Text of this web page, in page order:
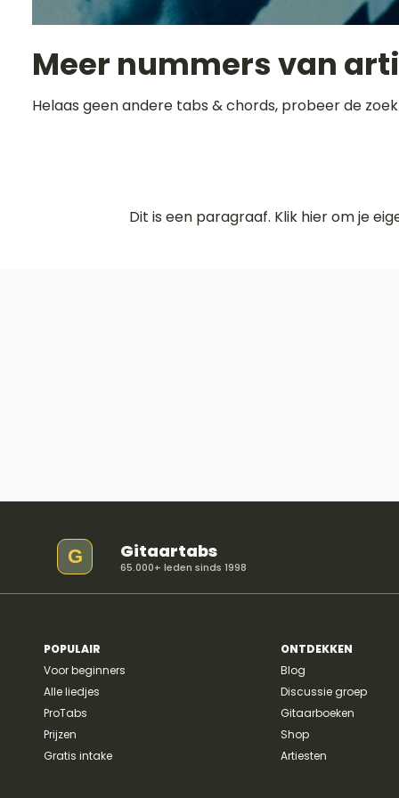
Meer nummers van
Helaas geen andere tabs & chords, probeer de
Dit is een paragraaf. Klik hier om je
G Gitaartabs
65.000+ leden sinds 1998
POPULAIR
Voor beginners
Alle liedjes
ProTabs
Prijzen
Gratis intake
ONTDEKKEN
Blog
Discussie groep
Gitaarboeken
Shop
Artiesten